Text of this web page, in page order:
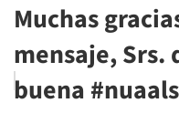
Muchas
mensaje, Srs.
buena